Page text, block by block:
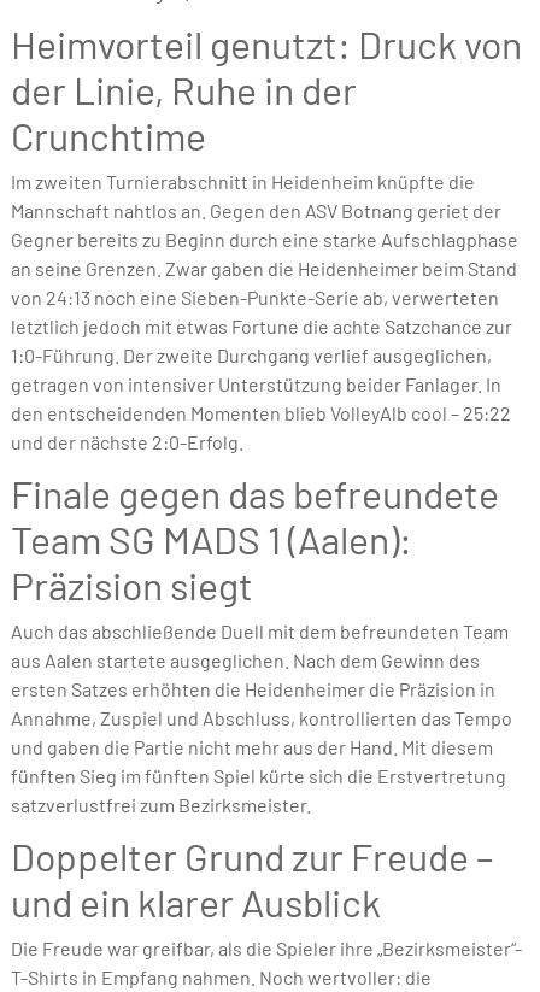
Heimvorteil genutzt: Druck von
der Linie, Ruhe in der
Crunchtime
Im zweiten Turnierabschnitt in Heidenheim knüpfte die
Mannschaft nahtlos an. Gegen den ASV Botnang geriet der
Gegner bereits zu Beginn durch eine starke Aufschlagphase
an seine Grenzen. Zwar gaben die Heidenheimer beim Stand
von 24:13 noch eine Sieben-Punkte-Serie ab, verwerteten
letztlich jedoch mit etwas Fortune die achte Satzchance zur
1:0-Führung. Der zweite Durchgang verlief ausgeglichen,
getragen von intensiver Unterstützung beider Fanlager. In
den entscheidenden Momenten blieb VolleyAlb cool – 25:22
und der nächste 2:0-Erfolg.
Finale gegen das befreundete
Team SG MADS 1 (Aalen):
Präzision siegt
Auch das abschließende Duell mit dem befreundeten Team
aus Aalen startete ausgeglichen. Nach dem Gewinn des
ersten Satzes erhöhten die Heidenheimer die Präzision in
Annahme, Zuspiel und Abschluss, kontrollierten das Tempo
und gaben die Partie nicht mehr aus der Hand. Mit diesem
fünften Sieg im fünften Spiel kürte sich die Erstvertretung
satzverlustfrei zum Bezirksmeister.
Doppelter Grund zur Freude –
und ein klarer Ausblick
Die Freude war greifbar, als die Spieler ihre „Bezirksmeister“-
T-Shirts in Empfang nahmen. Noch wertvoller: die